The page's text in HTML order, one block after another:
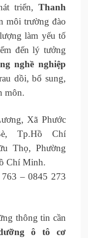
triển, Thanh
môi trường đào
làm yếu tố
đến lý tưởng
nghề nghiệp
dồi, bổ sung,
môn.
Xã Phước
Tp.Hồ Chí
Thọ, Phường
Chí Minh.
– 0845 273
thông tin cần
ô tô cơ